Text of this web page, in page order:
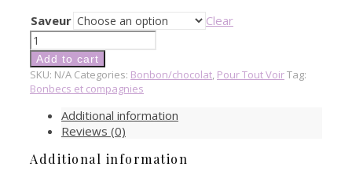
Saveur
Clear
Mélanges
à
muffins-
Bonbecs
compagnie
quantity
Add to cart
SKU: N/A Categories: Bonbon/chocolat, Pour Tout VoirTag:
Bonbecs et compagnies
Additional information
Reviews (0)
Additional information